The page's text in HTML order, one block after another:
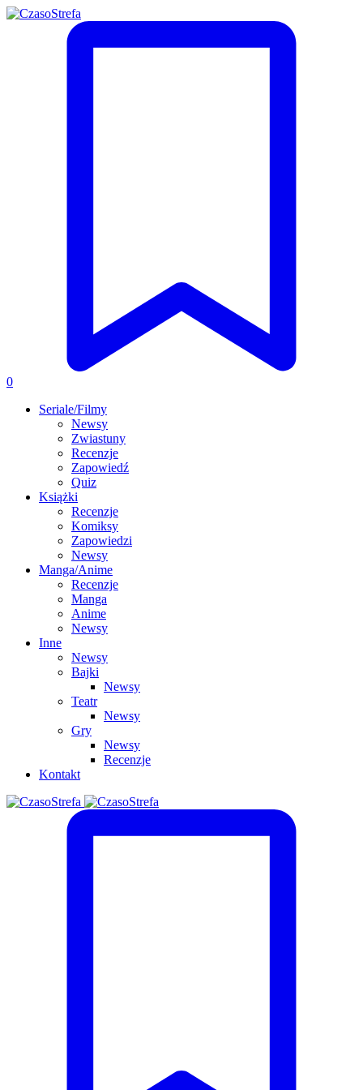
0
Seriale/Filmy
Newsy
Zwiastuny
Recenzje
Zapowiedź
Quiz
Książki
Recenzje
Komiksy
Zapowiedzi
Newsy
Manga/Anime
Recenzje
Manga
Anime
Newsy
Inne
Newsy
Bajki
Newsy
Teatr
Newsy
Gry
Newsy
Recenzje
Kontakt